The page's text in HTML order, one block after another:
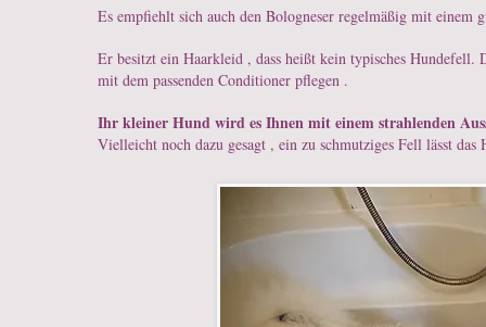
Es empfiehlt sich auch den Bologneser regelmäßig mit einem
Er besitzt ein Haarkleid , dass heißt kein typisches Hundefell.
mit dem passenden Conditioner pflegen .
Ihr kleiner Hund wird es Ihnen mit einem strahlenden
Vielleicht noch dazu gesagt , ein zu schmutziges Fell lässt das